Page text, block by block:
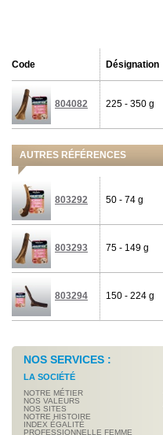
Code Désignation
804082 225 - 350 g
AUTRES RÉFÉRENCES
803292 50 - 74 g
803293 75 - 149 g
803294 150 - 224 g
NOS SERVICES :
LA SOCIÉTÉ
NOTRE MÉTIER
NOS VALEURS
NOS SITES
NOTRE HISTOIRE
INDEX ÉGALITÉ
PROFESSIONNELLE FEMME